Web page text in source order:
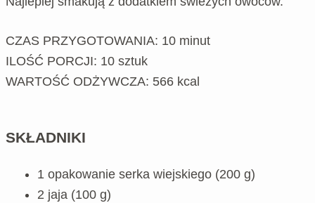
CZAS PRZYGOTOWANIA: 10 minut
ILOŚĆ PORCJI: 10 sztuk
WARTOŚĆ ODŻYWCZA: 566 kcal
SKŁADNIKI
1 opakowanie serka wiejskiego (200 g)
2 jaja (100 g)